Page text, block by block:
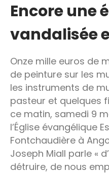
Encore une
vandalisée
Onze mille euros de
de peinture sur les
les instruments de
pasteur et quelques
ce matin, samedi 9
l’Église évangélique
Fontchaudière à
Joseph Miall parle «
détruire, de nous